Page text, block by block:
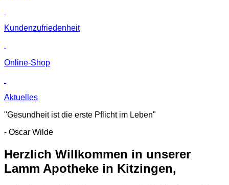
Kunden­zufriedenheit
Online-Shop
Aktuelles
"Gesundheit ist die erste Pflicht im Leben"
- Oscar Wilde
Herzlich Willkommen in unserer
Lamm Apotheke in Kitzingen,